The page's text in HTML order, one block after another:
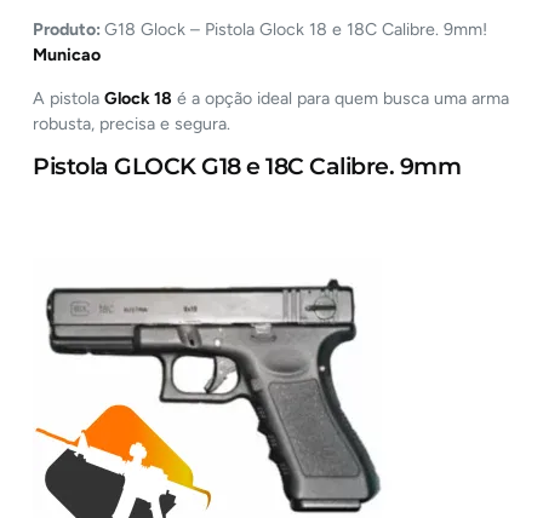
Produto:G18 Glock – Pistola Glock 18 e 18C Calibre. 9mm!
Municao
A pistolaGlock 18 é a opção ideal para quem busca uma arma
robusta, precisa e segura.
Pistola GLOCK G18 e 18C Calibre. 9mm